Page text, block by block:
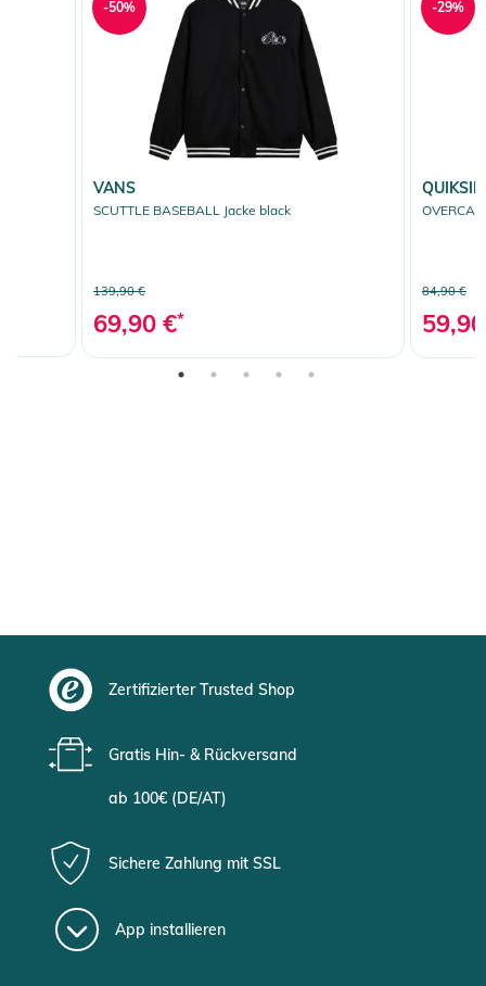
VANS
SCUTTLE BASEBALL Jacke black
139,90 €
69,90 €*
-50%
84,90 €
-29%
Zertifizierter Trusted Shop
Gratis Hin- & Rückversand
ab 100€ (DE/AT)
Sichere Zahlung mit SSL
App installieren